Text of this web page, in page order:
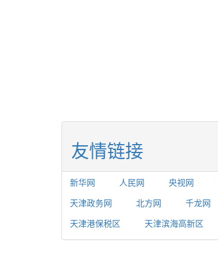
友情链接
新华网 人民网 央视网
天津政务网
北方网 千龙网
天津港保税区
天津滨海高新区